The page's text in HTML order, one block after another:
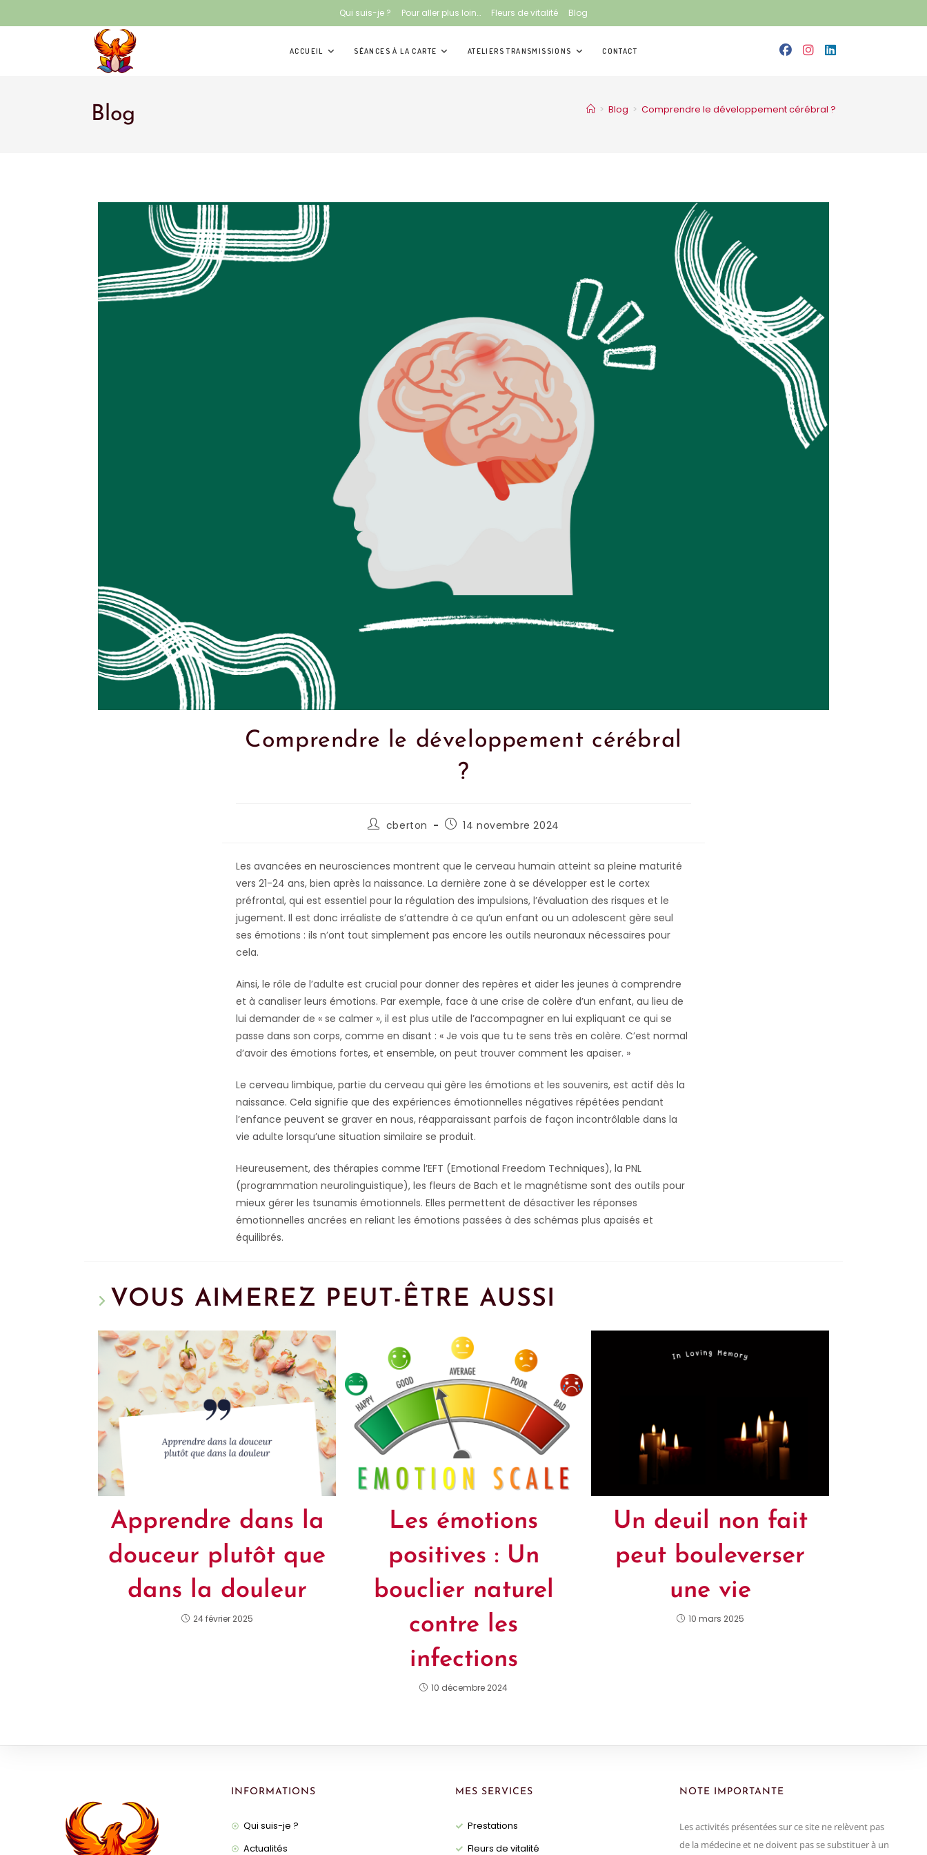
Qui suis-je ? Pour aller plus loin… Fleurs de vitalité Blog
ACCUEIL SÉANCES À LA CARTE ATELIERS TRANSMISSIONS CONTACT
Blog > Blog > Comprendre le développement cérébral ?
Comprendre le développement cérébral
?
cberton 14 novembre 2024
Les avancées en neurosciences montrent que le cerveau humain atteint sa pleine maturité
vers 21-24 ans, bien après la naissance. La dernière zone à se développer est le cortex
préfrontal, qui est essentiel pour la régulation des impulsions, l’évaluation des risques et le
jugement. Il est donc irréaliste de s’attendre à ce qu’un enfant ou un adolescent gère seul
ses émotions : ils n’ont tout simplement pas encore les outils neuronaux nécessaires pour
cela.
Ainsi, le rôle de l’adulte est crucial pour donner des repères et aider les jeunes à comprendre
et à canaliser leurs émotions. Par exemple, face à une crise de colère d’un enfant, au lieu de
lui demander de « se calmer », il est plus utile de l’accompagner en lui expliquant ce qui se
passe dans son corps, comme en disant : « Je vois que tu te sens très en colère. C’est normal
d’avoir des émotions fortes, et ensemble, on peut trouver comment les apaiser. »
Le cerveau limbique, partie du cerveau qui gère les émotions et les souvenirs, est actif dès la
naissance. Cela signifie que des expériences émotionnelles négatives répétées pendant
l’enfance peuvent se graver en nous, réapparaissant parfois de façon incontrôlable dans la
vie adulte lorsqu’une situation similaire se produit.
Heureusement, des thérapies comme l’EFT (Emotional Freedom Techniques), la PNL
(programmation neurolinguistique), les fleurs de Bach et le magnétisme sont des outils pour
mieux gérer les tsunamis émotionnels. Elles permettent de désactiver les réponses
émotionnelles ancrées en reliant les émotions passées à des schémas plus apaisés et
équilibrés.
VOUS AIMEREZ PEUT-ÊTRE AUSSI
Apprendre dans la
douceur plutôt que
dans la douleur
24 février 2025
Les émotions
positives : Un
bouclier naturel
contre les
infections
10 décembre 2024
Un deuil non fait
peut bouleverser
une vie
10 mars 2025
INFORMATIONS
Qui suis-je ?
Actualités
MES SERVICES
Prestations
Fleurs de vitalité
NOTE IMPORTANTE
Les activités présentées sur ce site ne relèvent pas
de la médecine et ne doivent pas se substituer à un